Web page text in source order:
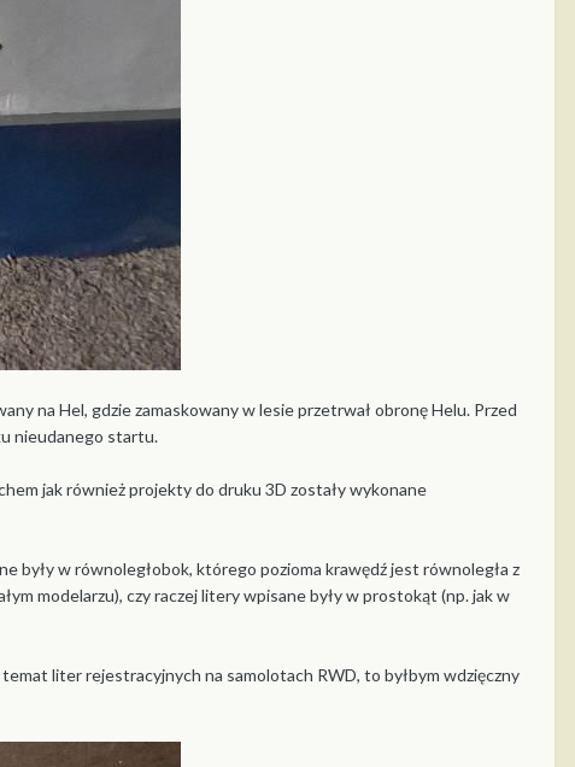
na Hel, gdzie zamaskowany w lesie przetrwał obronę Helu. Przed
nieudanego startu.
jak również projekty do druku 3D zostały wykonane
były w równoległobok, którego pozioma krawędź jest równoległa z
modelarzu), czy raczej litery wpisane były w prostokąt (np. jak w
liter rejestracyjnych na samolotach RWD, to byłbym wdzięczny